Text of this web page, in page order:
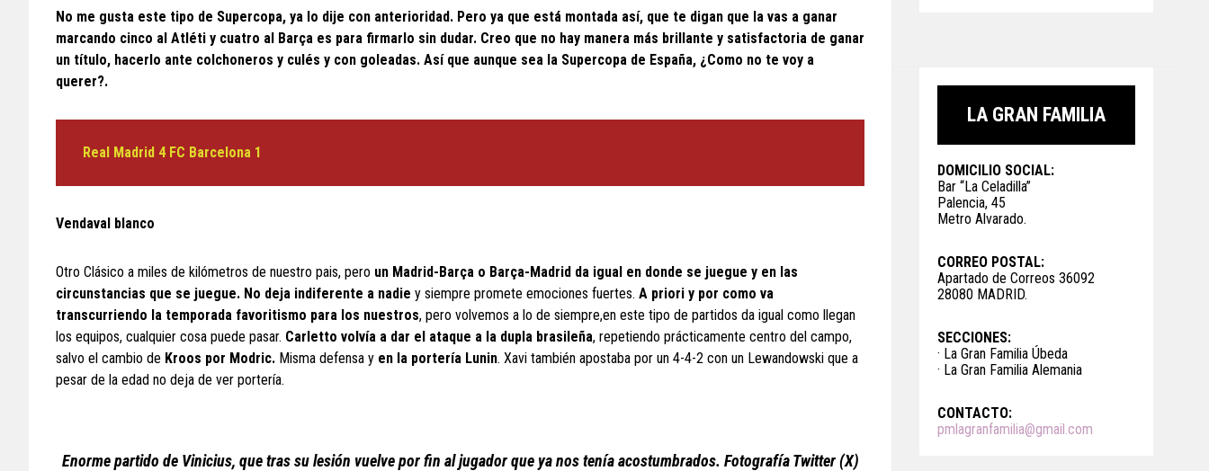
No me gusta este tipo de Supercopa, ya lo dije con anterioridad. Pero ya que está montada así, que te digan que la vas a ganar
marcando cinco al Atléti y cuatro al Barça es para firmarlo sin dudar. Creo que no hay manera más brillante y satisfactoria de ganar
un título, hacerlo ante colchoneros y culés y con goleadas. Así que aunque sea la Supercopa de España, ¿Como no te voy a
querer?.
Real Madrid 4 FC Barcelona 1
Vendaval blanco
Otro Clásico a miles de kilómetros de nuestro pais, pero un Madrid-Barça o Barça-Madrid da igual en donde se juegue y en las
circunstancias que se juegue. No deja indiferente a nadie y siempre promete emociones fuertes. A priori y por como va
transcurriendo la temporada favoritismo para los nuestros, pero volvemos a lo de siempre,en este tipo de partidos da igual como llegan
los equipos, cualquier cosa puede pasar. Carletto volvía a dar el ataque a la dupla brasileña, repetiendo prácticamente centro del campo,
salvo el cambio de Kroos por Modric. Misma defensa y en la portería Lunin. Xavi también apostaba por un 4-4-2 con un Lewandowski que a
pesar de la edad no deja de ver portería.
Enorme partido de Vinicius, que tras su lesión vuelve por fin al jugador que ya nos tenía acostumbrados. Fotografía Twitter (X)
LA GRAN FAMILIA
DOMICILIO SOCIAL:
Bar “La Celadilla”
Palencia, 45
Metro Alvarado.
CORREO POSTAL:
Apartado de Correos 36092
28080 MADRID.
SECCIONES:
· La Gran Familia Úbeda
· La Gran Familia Alemania
CONTACTO:
pmlagranfamilia@gmail.com